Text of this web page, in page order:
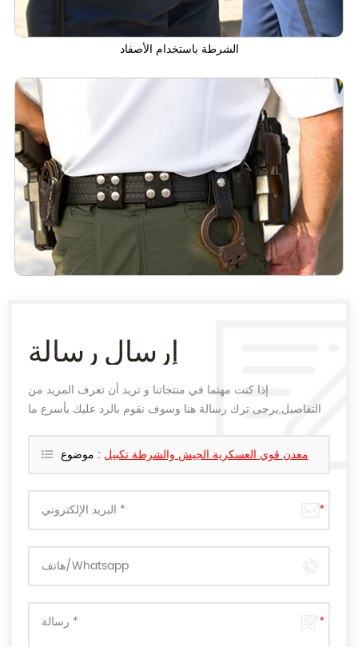
الشرطة باستخدام الأصفاد
إرسال رسالة
إذا كنت مهتما في منتجاتنا و تريد أن تعرف المزيد من
التفاصيل,يرجى ترك رسالة هنا وسوف نقوم بالرد عليك بأسرع ما
موضوع : معدن قوي العسكرية الجيش والشرطة تكبيل